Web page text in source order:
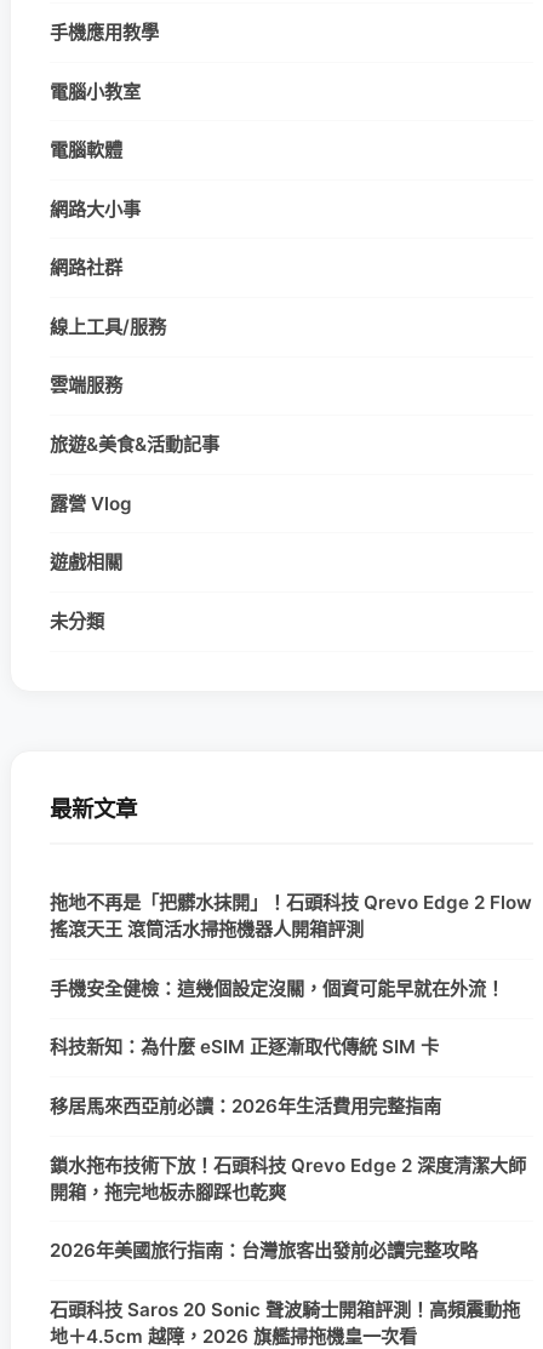
手機應用教學
電腦小教室
電腦軟體
網路大小事
網路社群
線上工具/服務
雲端服務
旅遊&美食&活動記事
露營 Vlog
遊戲相關
未分類
最新文章
拖地不再是「把髒水抹開」！石頭科技 Qrevo Edge 2 Flow
搖滾天王 滾筒活水掃拖機器人開箱評測
手機安全健檢：這幾個設定沒關，個資可能早就在外流！
科技新知：為什麼 eSIM 正逐漸取代傳統 SIM 卡
移居馬來西亞前必讀：2026年生活費用完整指南
鎖水拖布技術下放！石頭科技 Qrevo Edge 2 深度清潔大師
開箱，拖完地板赤腳踩也乾爽
2026年美國旅行指南：台灣旅客出發前必讀完整攻略
石頭科技 Saros 20 Sonic 聲波騎士開箱評測！高頻震動拖
地＋4.5cm 越障，2026 旗艦掃拖機皇一次看